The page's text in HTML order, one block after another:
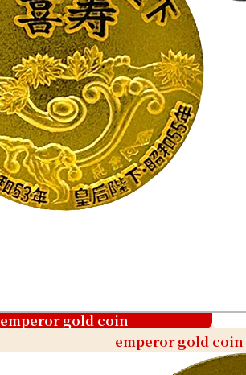
emperor gold coin
emperor gold coin